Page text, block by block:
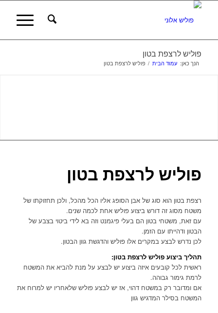
פוליש לרצפת בטון
הנך כאן: עמוד הבית / פוליש לרצפת בטון
פוליש לרצפת בטון
רצפת בטון הוא סוג של אבן הסופג אליו הכל מהכל, ולכן תחזוקתו של
משטח מסוג זה דורש ביצוע פוליש אחת לכמה שנים.
עם זאת, משטחי בטון הם בעלי פיגמנט וזה בא לידי ביטוי בצבע של
הבטון ודהייתו עם הזמן.
לכן נדרש לבצע במקרים אלו פוליש והדגשת גוון הבטון.
תהליך ביצוע פוליש לרצפת בטון:
ראשית לכל קובעים איזה ביצוע יש לבצע על מנת להביא את המשטח
לרמת גימור גבוהה.
אם ומדובר רק במשטח דהוי, אז יש לבצע פוליש שלאחריו יש למרוח את
המשטח בסילר המדגיש גוון